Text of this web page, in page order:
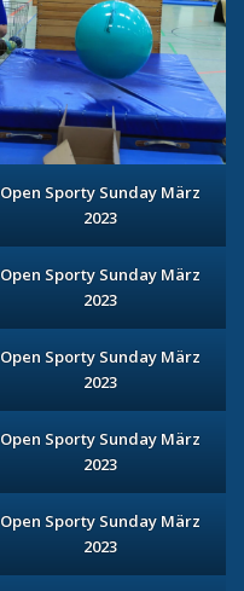
Open Sporty Sunday März
2023
Open Sporty Sunday März
2023
Open Sporty Sunday März
2023
Open Sporty Sunday März
2023
Open Sporty Sunday März
2023